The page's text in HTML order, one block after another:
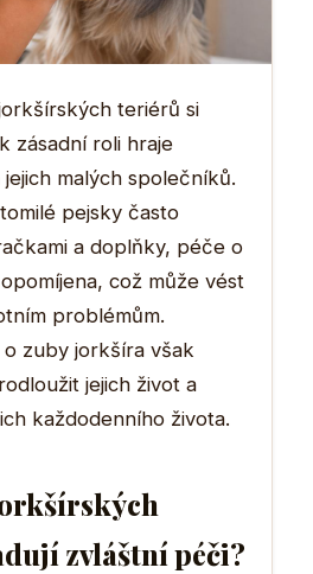
teriérů si
zásadní roli hraje
malých společníků.
pejsky často
a doplňky, péče o
což může vést
problémům.
zuby jorkšíra však
jejich život a
každodenního života.
zvláštní péči?